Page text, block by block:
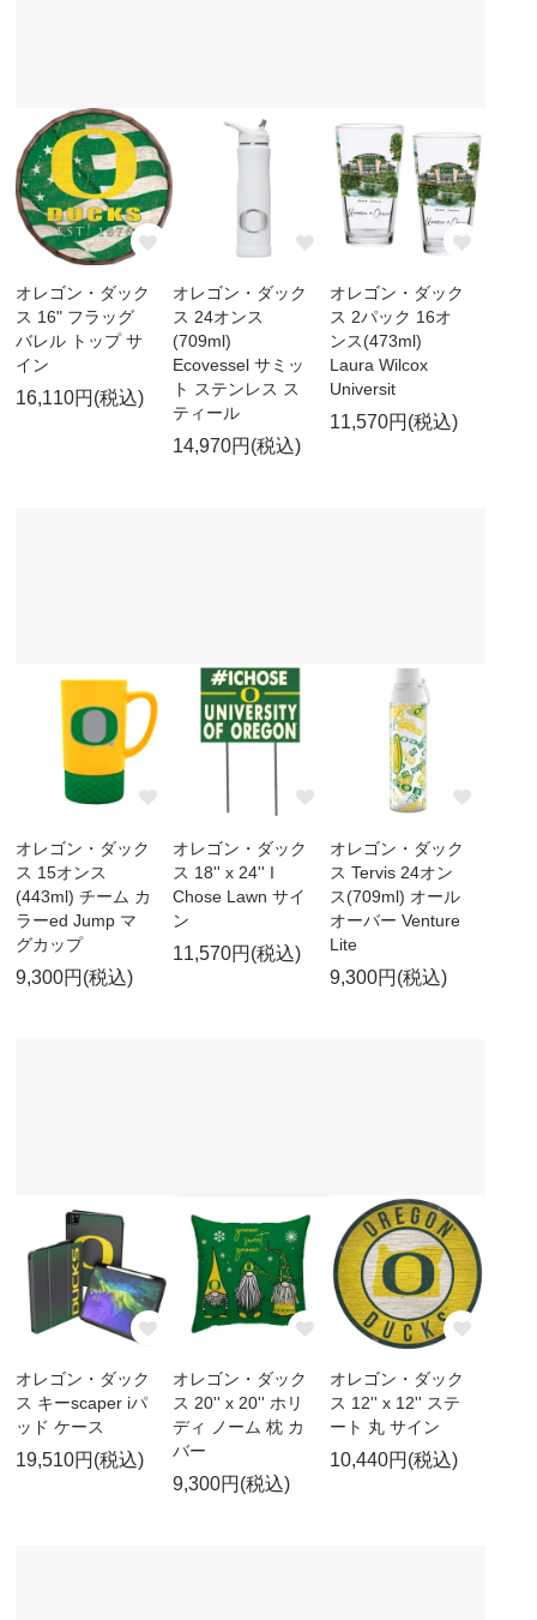
オレゴン・ダック
ス 16" フラッグ
バレル トップ サ
イン
16,110円(税込)
オレゴン・ダック
ス 24オンス
(709ml)
Ecovessel サミッ
ト ステンレス ス
ティール
14,970円(税込)
オレゴン・ダック
ス 2パック 16オ
ンス(473ml)
Laura Wilcox
Universit
11,570円(税込)
オレゴン・ダック
ス 15オンス
(443ml) チーム カ
ラーed Jump マ
グカップ
9,300円(税込)
オレゴン・ダック
ス 18'' x 24'' I
Chose Lawn サイ
ン
11,570円(税込)
オレゴン・ダック
ス Tervis 24オン
ス(709ml) オール
オーバー Venture
Lite
9,300円(税込)
オレゴン・ダック
ス キーscaper iパ
ッド ケース
19,510円(税込)
オレゴン・ダック
ス 20'' x 20'' ホリ
ディ ノーム 枕 カ
バー
9,300円(税込)
オレゴン・ダック
ス 12'' x 12'' ステ
ート 丸 サイン
10,440円(税込)